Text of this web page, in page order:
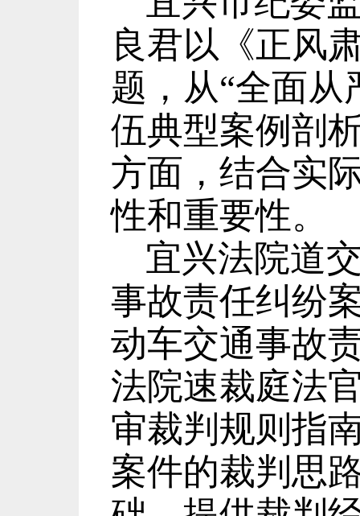
良君以《正风
题，从“全面从
伍典型案例剖
方面，结合实
性和重要性。
宜兴法院道
事故责任纠纷
动车交通事故
法院速裁庭法
审裁判规则指
案件的裁判思